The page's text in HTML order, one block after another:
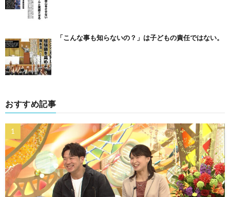
「こんな事も知らないの？」は子どもの責任ではない。
おすすめ記事